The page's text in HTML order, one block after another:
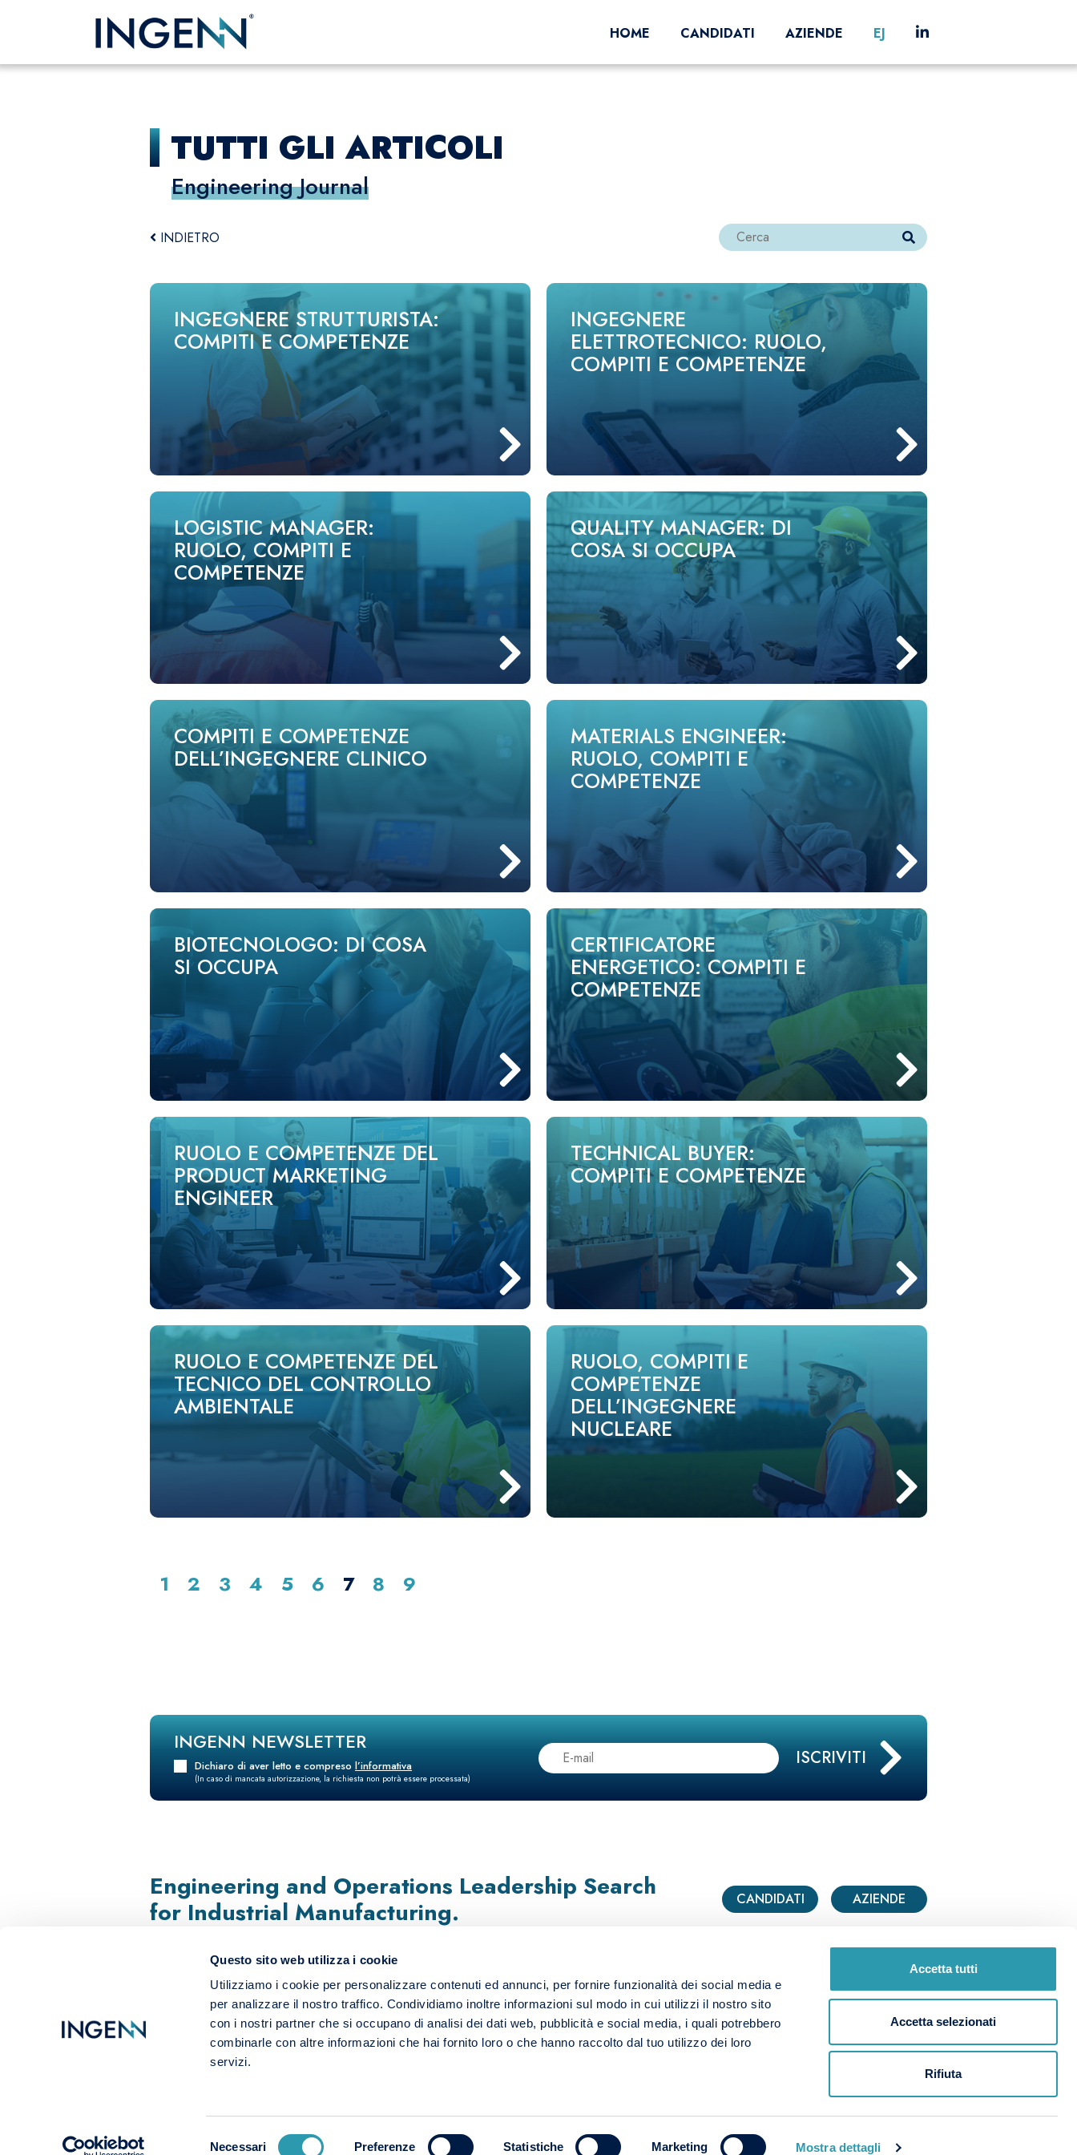
Questo sito web utilizza i cookie
Utilizziamo i cookie per personalizzare contenuti ed annunci, per fornire funzionalità dei social media e
per analizzare il nostro traffico. Condividiamo inoltre informazioni sul modo in cui utilizzi il nostro sito
con i nostri partner che si occupano di analisi dei dati web, pubblicità e social media, i quali potrebbero
combinarle con altre informazioni che hai fornito loro o che hanno raccolto dal tuo utilizzo dei loro
servizi.
Necessari Preferenze Statistiche Marketing Mostra dettagli
Accetta tutti
Accetta selezionati
Rifiuta
HOME CANDIDATI AZIENDE EJ
TUTTI GLI ARTICOLI
Engineering Journal
INDIETRO
INGEGNERE STRUTTURISTA:
COMPITI E COMPETENZE
INGEGNERE
ELETTROTECNICO: RUOLO,
COMPITI E COMPETENZE
LOGISTIC MANAGER:
RUOLO, COMPITI E
COMPETENZE
QUALITY MANAGER: DI
COSA SI OCCUPA
COMPITI E COMPETENZE
DELL’INGEGNERE CLINICO
MATERIALS ENGINEER:
RUOLO, COMPITI E
COMPETENZE
BIOTECNOLOGO: DI COSA
SI OCCUPA
CERTIFICATORE
ENERGETICO: COMPITI E
COMPETENZE
RUOLO E COMPETENZE DEL
PRODUCT MARKETING
ENGINEER
TECHNICAL BUYER:
COMPITI E COMPETENZE
RUOLO E COMPETENZE DEL
TECNICO DEL CONTROLLO
AMBIENTALE
RUOLO, COMPITI E
COMPETENZE
DELL’INGEGNERE
NUCLEARE
1 2 3 4 5 6 7 8 9
INGENN NEWSLETTER
Dichiaro di aver letto e compreso l’informativa
(In caso di mancata autorizzazione, la richiesta non potrà essere processata)
Engineering and Operations Leadership Search
for Industrial Manufacturing.
CANDIDATI AZIENDE
Note Legali & Privacy Policy
HOME CANDIDATI AZIENDE EJ